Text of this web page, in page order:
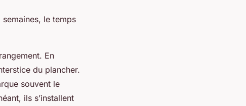
le temps
En
du plancher.
souvent le
ils s’installent